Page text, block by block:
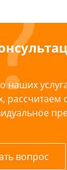
рассчитаем
вопрос